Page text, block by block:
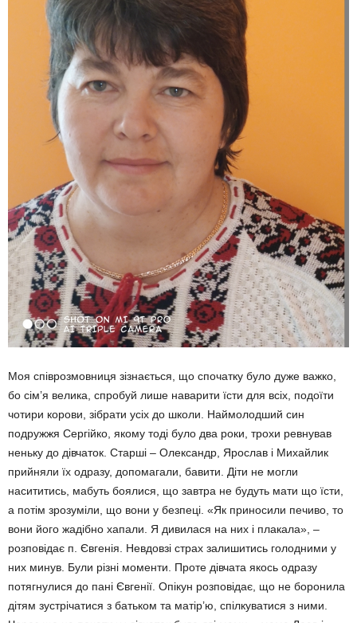
Моя співрозмовниця зізнається, що спочатку було дуже важко,
бо сім’я велика, спробуй лише наварити їсти для всіх, подоїти
чотири корови, зібрати усіх до школи. Наймолодший син
подружжя Сергійко, якому тоді було два роки, трохи ревнував
неньку до дівчаток. Старші – Олександр, Ярослав і Михайлик
прийняли їх одразу, допомагали, бавити. Діти не могли
насититись, мабуть боялися, що завтра не будуть мати що їсти,
а потім зрозуміли, що вони у безпеці. «Як приносили печиво, то
вони його жадібно хапали. Я дивилася на них і плакала», –
розповідає п. Євгенія. Невдовзі страх залишитись голодними у
них минув. Були різні моменти. Проте дівчата якось одразу
потягнулися до пані Євгенії. Опікун розповідає, що не боронила
дітям зустрічатися з батьком та матір’ю, спілкуватися з ними.